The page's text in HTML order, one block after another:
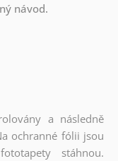
návod.
a následně
ochranné fólii jsou
stáhnou.